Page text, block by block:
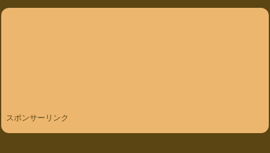
スポンサーリンク